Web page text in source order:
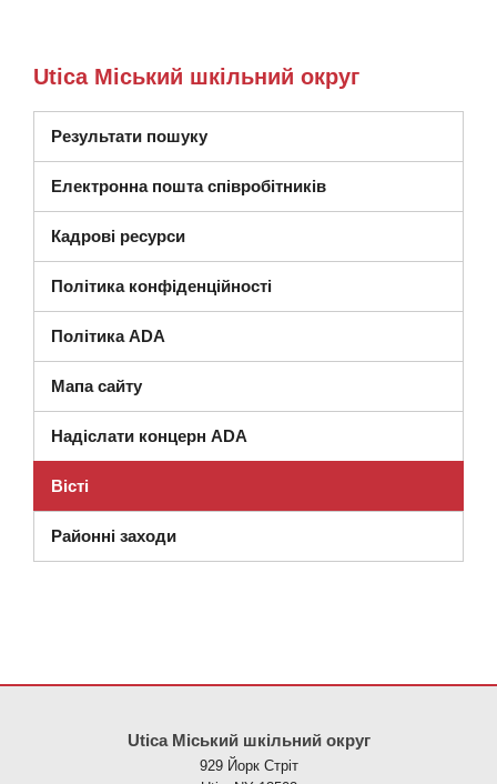
Utica Міський шкільний округ
Результати пошуку
Електронна пошта співробітників
Кадрові ресурси
Політика конфіденційності
Політика ADA
Мапа сайту
Надіслати концерн ADA
Вісті
Районні заходи
Utica Міський шкільний округ
929 Йорк Стріт